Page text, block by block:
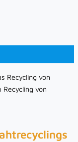
Recycling von
von